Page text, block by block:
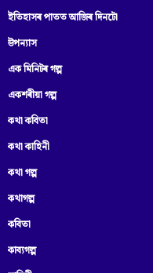
ইতিহাসৰ পাতত আজিৰ দিনটো
উপন্যাস
এক মিনিটৰ গল্প
একশৰীয়া গল্প
কথা কবিতা
কথা কাহিনী
কথা গল্প
কথাগল্প
কবিতা
কাব্যগল্প